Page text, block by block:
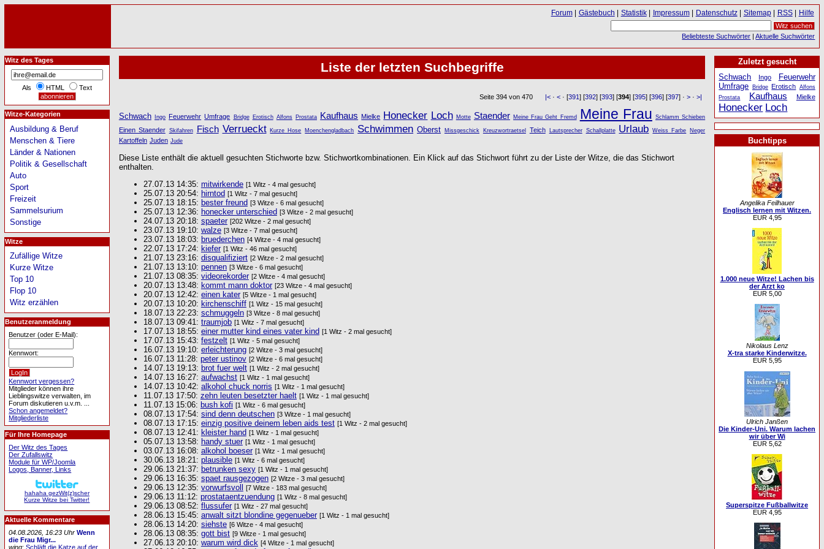
Liste der letzten Suchbegriffe
Seite 394 von 470 |<· <· [391] [392] [393] [394] [395] [396] [397] · >· >|
Schwach Ingo Feuerwehr Umfrage Bridge Erotisch Alfons Prostata Kaufhaus Mielke Honecker Loch Motte Staender Meine Frau Geht Fremd Meine Frau Schlamm Schieben
Einen Staender Skifahren Fisch Verrueckt Kurze Hose Moenchengladbach Schwimmen Oberst Missgeschick Kreuzwortraetsel Teich Lautsprecher Schallplatte Urlaub Weiss Farbe Neger
Kartoffeln Juden Jude
Diese Liste enthält die aktuell gesuchten Stichworte bzw. Stichwortkombinationen. Ein Klick auf das Stichwort führt zu der Liste der Witze, die das Stichwort
enthalten.
27.07.13 14:35: mitwirkende [1 Witz - 4 mal gesucht]
25.07.13 20:54: hirntod [1 Witz - 7 mal gesucht]
25.07.13 18:15: bester freund [3 Witze - 6 mal gesucht]
25.07.13 12:36: honecker unterschied [3 Witze - 2 mal gesucht]
24.07.13 20:18: spaeter [202 Witze - 2 mal gesucht]
23.07.13 19:10: walze [3 Witze - 7 mal gesucht]
23.07.13 18:03: bruederchen [4 Witze - 4 mal gesucht]
22.07.13 17:24: kiefer [1 Witz - 46 mal gesucht]
21.07.13 23:16: disqualifiziert [2 Witze - 2 mal gesucht]
21.07.13 13:10: pennen [3 Witze - 6 mal gesucht]
21.07.13 08:35: videorekorder [2 Witze - 4 mal gesucht]
20.07.13 13:48: kommt mann doktor [23 Witze - 4 mal gesucht]
20.07.13 12:42: einen kater [5 Witze - 1 mal gesucht]
20.07.13 10:20: kirchenschiff [1 Witz - 15 mal gesucht]
18.07.13 22:23: schmuggeln [3 Witze - 8 mal gesucht]
18.07.13 09:41: traumjob [1 Witz - 7 mal gesucht]
17.07.13 18:55: einer mutter kind eines vater kind [1 Witz - 2 mal gesucht]
17.07.13 15:43: festzelt [1 Witz - 5 mal gesucht]
16.07.13 19:10: erleichterung [2 Witze - 3 mal gesucht]
16.07.13 11:28: peter ustinov [2 Witze - 6 mal gesucht]
14.07.13 19:13: brot fuer welt [1 Witz - 2 mal gesucht]
14.07.13 16:27: aufwachst [1 Witz - 1 mal gesucht]
14.07.13 10:42: alkohol chuck norris [1 Witz - 1 mal gesucht]
11.07.13 17:50: zehn leuten besetzter haelt [1 Witz - 1 mal gesucht]
11.07.13 15:06: bush kofi [1 Witz - 6 mal gesucht]
08.07.13 17:54: sind denn deutschen [3 Witze - 1 mal gesucht]
08.07.13 17:15: einzig positive deinem leben aids test [1 Witz - 2 mal gesucht]
08.07.13 12:41: kleister hand [1 Witz - 1 mal gesucht]
05.07.13 13:58: handy stuer [1 Witz - 1 mal gesucht]
03.07.13 16:08: alkohol boeser [1 Witz - 1 mal gesucht]
30.06.13 18:21: plausible [1 Witz - 6 mal gesucht]
29.06.13 21:37: betrunken sexy [1 Witz - 1 mal gesucht]
29.06.13 16:35: spaet rausgezogen [2 Witze - 3 mal gesucht]
29.06.13 12:35: vorwurfsvoll [7 Witze - 183 mal gesucht]
29.06.13 11:12: prostataentzuendung [1 Witz - 8 mal gesucht]
29.06.13 08:52: flussufer [1 Witz - 27 mal gesucht]
28.06.13 15:45: anwalt sitzt blondine gegenueber [1 Witz - 1 mal gesucht]
28.06.13 14:20: siehste [6 Witze - 4 mal gesucht]
28.06.13 08:35: gott bist [9 Witze - 1 mal gesucht]
27.06.13 20:10: warum wird dick [4 Witze - 1 mal gesucht]
Witz des Tages
Als HTML Text
Witze-Kategorien
Ausbildung & Beruf
Menschen & Tiere
Länder & Nationen
Politik & Gesellschaft
Auto
Sport
Freizeit
Sammelsurium
Sonstige
Witze
Zufällige Witze
Kurze Witze
Top 10
Flop 10
Witz erzählen
Benutzeranmeldung
Benutzer (oder E-Mail):
Kennwort:
Kennwort vergessen?
Mitglieder können ihre
Lieblingswitze verwalten, im
Forum diskutieren u.v.m. ...
Schon angemeldet?
Mitgliederliste
Für Ihre Homepage
Der Witz des Tages
Der Zufallswitz
Module für WP/Joomla
Logos, Banner, Links
hahaha gezWit(z)scher
Kurze Witze bei Twitter!
Aktuelle Kommentare
04.08.2026, 16:23 Uhr Wenn
die Frau Migr...
wing:Schläft die Katze auf der
Forum| Gästebuch | Statistik| Impressum| Datenschutz| Sitemap| RSS| Hilfe
Beliebteste Suchwörter |Aktuelle Suchwörter
Zuletzt gesucht
Schwach
Ingo
Feuerwehr
Umfrage
Bridge Erotisch Alfons
Prostata
Kaufhaus Mielke
Honecker Loch
Buchtipps
Angelika Feilhauer
Englisch lernen mit Witzen.
EUR 4,95
1.000 neue Witze! Lachen bis
der Arzt ko
EUR 5,00
Nikolaus Lenz
X-tra starke Kinderwitze.
EUR 5,95
Ulrich Janßen
Die Kinder-Uni. Warum lachen
wir über Wi
EUR 5,62
Superspitze Fußballwitze
EUR 4,95